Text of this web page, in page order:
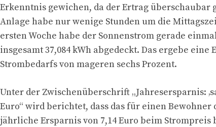
Erkenntnis gewichen, da der Ertrag überschaubar
Anlage habe nur wenige Stunden um die
ersten Woche habe der Sonnenstrom gerade
insgesamt 37,084 kWh abgedeckt. Das ergebe eine
Strombedarfs von mageren sechs Prozent.
Unter der Zwischenüberschrift „Jahresersparnis:
Euro“ wird berichtet, dass das für einen Bewohner
jährliche Ersparnis von 7,14 Euro beim Strompreis